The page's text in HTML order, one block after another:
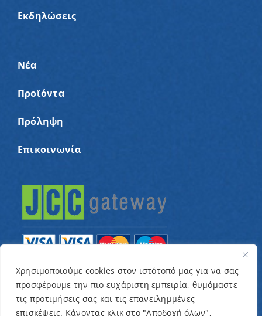
Χρησιμοποιούμε cookies στον ιστότοπό μας για να σας
προσφέρουμε την πιο ευχάριστη εμπειρία, θυμόμαστε
τις προτιμήσεις σας και τις επανειλημμένες
επισκέψεις. Κάνοντας κλικ στο "Αποδοχή όλων",
Εκδηλώσεις
Νέα
Προϊόντα
Πρόληψη
Επικοινωνία
© Copyright 2022 – Παγκύπριος Σύνδεσμος για
παιδιά με καρκίνο και συναφείς παθήσεις «Ένα